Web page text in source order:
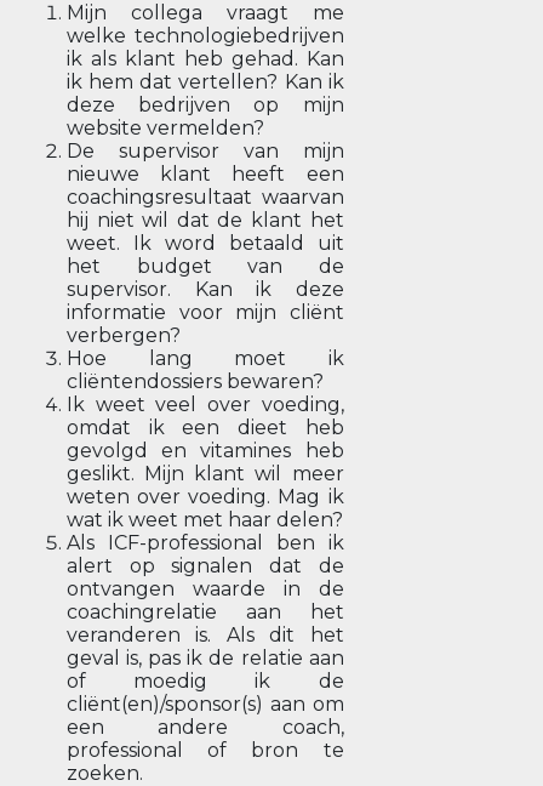
Mijn collega vraagt me
welke technologiebedrijven
ik als klant heb gehad. Kan
ik hem dat vertellen? Kan ik
deze bedrijven op mijn
website vermelden?
De supervisor van mijn
nieuwe klant heeft een
coachingsresultaat waarvan
hij niet wil dat de klant het
weet. Ik word betaald uit
het budget van de
supervisor. Kan ik deze
informatie voor mijn cliënt
verbergen?
Hoe lang moet ik
cliëntendossiers bewaren?
Ik weet veel over voeding,
omdat ik een dieet heb
gevolgd en vitamines heb
geslikt. Mijn klant wil meer
weten over voeding. Mag ik
wat ik weet met haar delen?
Als ICF-professional ben ik
alert op signalen dat de
ontvangen waarde in de
coachingrelatie aan het
veranderen is. Als dit het
geval is, pas ik de relatie aan
of moedig ik de
cliënt(en)/sponsor(s) aan om
een andere coach,
professional of bron te
zoeken.